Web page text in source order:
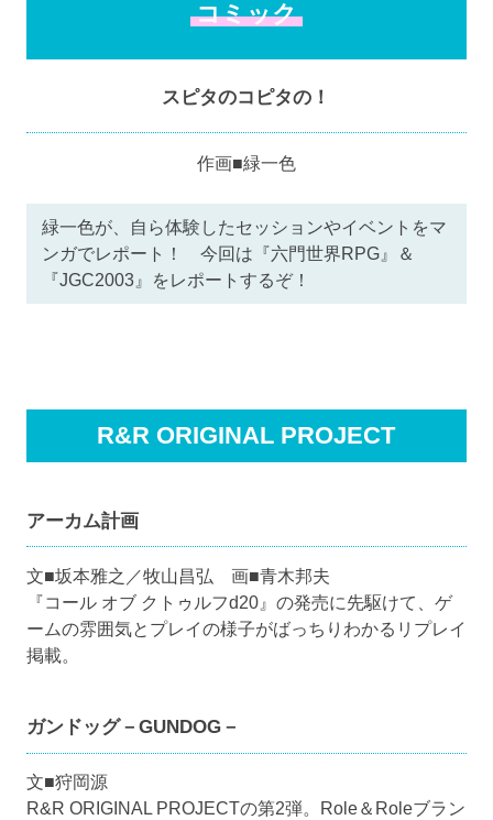
コミック
スピタのコピタの！
作画■緑一色
緑一色が、自ら体験したセッションやイベントをマ
ンガでレポート！ 今回は『六門世界RPG』＆
『JGC2003』をレポートするぞ！
R&R ORIGINAL PROJECT
アーカム計画
文■坂本雅之／牧山昌弘 画■青木邦夫
『コール オブ クトゥルフd20』の発売に先駆けて、ゲ
ームの雰囲気とプレイの様子がばっちりわかるリプレイ
掲載。
ガンドッグ－GUNDOG－
文■狩岡源
R&R ORIGINAL PROJECTの第2弾。Role＆Roleブラン